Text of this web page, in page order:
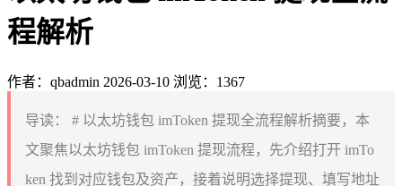
程解析
作者：qbadmin 2026-03-10 浏览：1367
导读：
# 以太坊钱包 imToken 提现全流程解析摘要，本
文聚焦以太坊钱包 imToken 提现流程，先介绍打开 imTo
ken 找到对应钱包及资产，接着说明选择提现、填写地址